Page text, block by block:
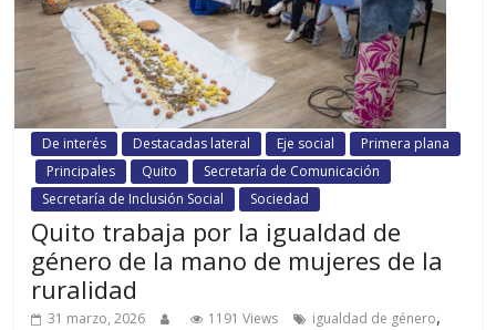
De interés Destacadas lateral Eje social
Primera plana
Principales
Quito
Secretaría de Comunicación
Secretaría de Inclusión Social
Sociedad
Quito trabaja por la igualdad de
género de la mano de mujeres de la
ruralidad
31 marzo, 2026 1191 Views igualdad de género,